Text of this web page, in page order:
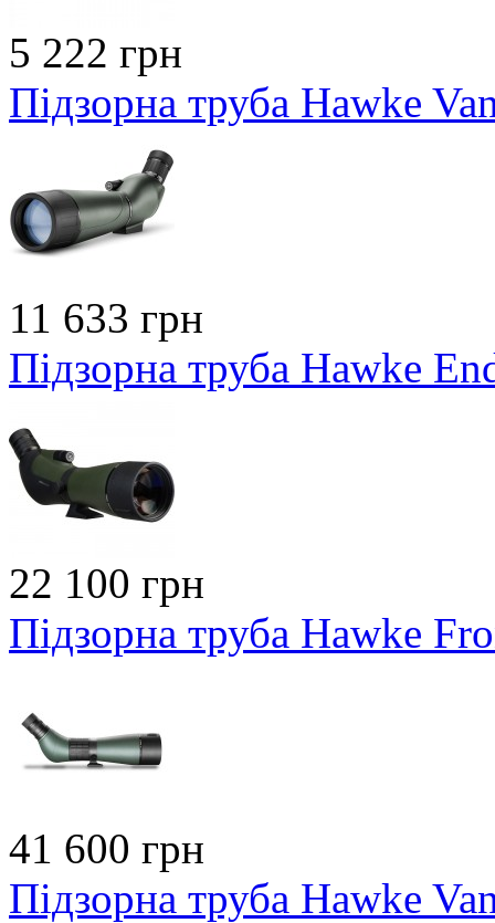
5 222 грн
Підзорна труба Hawke
11 633 грн
Підзорна труба Hawke
22 100 грн
Підзорна труба Hawke
41 600 грн
Підзорна труба Hawke